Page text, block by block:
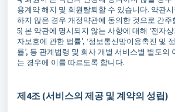
용계약 해지 및 회원탈퇴할 수 있습니다. 약관
하지 않은 경우 개정약관에 동의한 것으로 간주
5) 본 약관에 명시되지 않는 사항에 대해 ‘전자
자보호에 관한 법률’, ‘정보통신망이용촉진 및
률’, 등 관계법령 및 회사 개별 서비스별 별도의
는 경우에 이를 따르도록 합니다.
제4조 (서비스의 제공 및 계약의 성립)